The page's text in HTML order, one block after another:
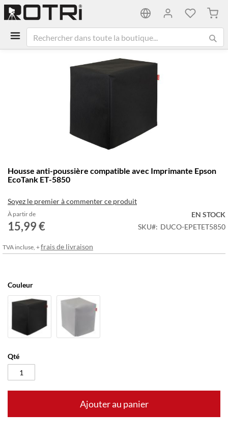
Mon
au
début
la
Galerie
d’images
Housse anti-poussière compatible avec Imprimante Epson
EcoTank ET-5850
Soyez le premier à commenter ce produit
À partir de
15,99 €
EN STOCK
SKU
DUCO-EPETET5850
TVA incluse, +frais de livraison
Couleur
Qté
Ajouter au panier